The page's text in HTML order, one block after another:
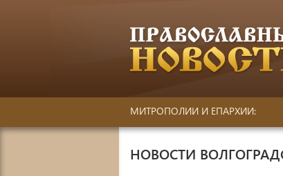
МИТРОПОЛИИ И ЕПАРХИИ:
НОВОСТИ